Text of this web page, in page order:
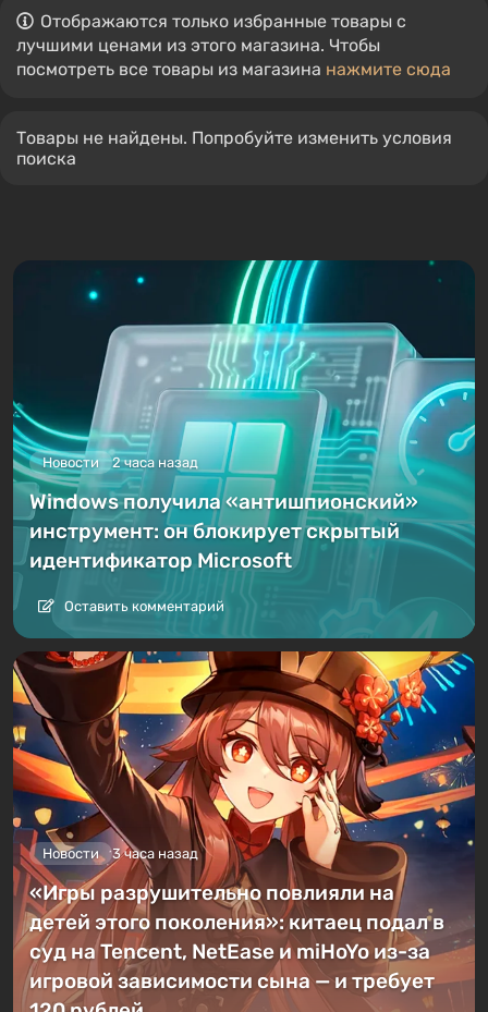
Отображаются только избранные товары с
лучшими ценами из этого магазина. Чтобы
посмотреть все товары из магазина нажмите сюда
Товары не найдены. Попробуйте изменить условия
поиска
Новости 2 часа назад
Windows получила «антишпионский»
инструмент: он блокирует скрытый
идентификатор Microsoft
Оставить комментарий
Новости 3 часа назад
«Игры разрушительно повлияли на
детей этого поколения»: китаец подал в
суд на Tencent, NetEase и miHoYo из-за
игровой зависимости сына — и требует